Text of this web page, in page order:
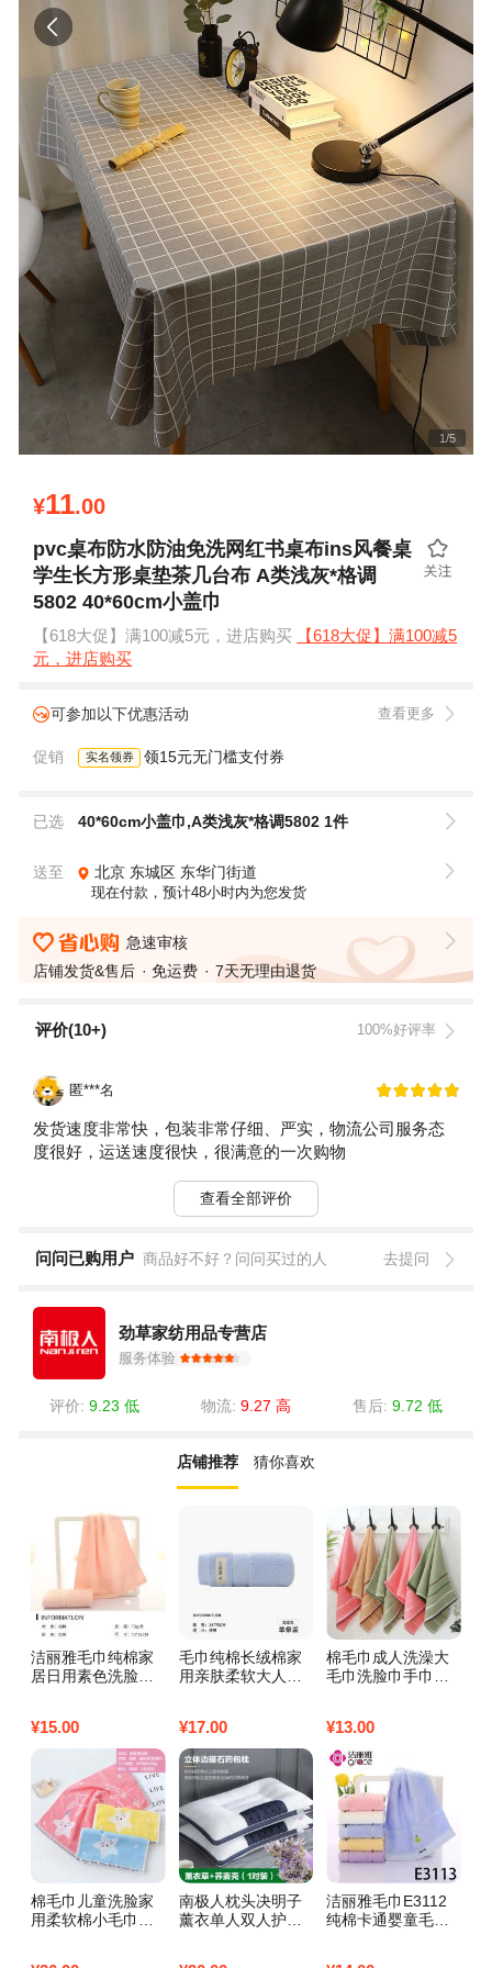
1/5
¥11.00
pvc桌布防水防油免洗网红书桌布ins风餐桌
学生长方形桌垫茶几台布 A类浅灰*格调
5802 40*60cm小盖巾
【618大促】满100减5元，进店购买
【618大促】满100减5
元，进店购买
可参加以下优惠活动 查看更多
促销 实名领券 领15元无门槛支付券
已选 40*60cm小盖巾,A类浅灰*格调5802 1件
送至 北京 东城区 东华门街道
现在付款，预计48小时内为您发货
急速审核
店铺发货&售后
免运费 7天无理由退货
评价(10+) 100%好评率
匿***名
发货速度非常快，包装非常仔细、严实，物流公司服务态
度很好，运送速度很快，很满意的一次购物
查看全部评价
问问已购用户 商品好不好？问问买过的人 去提问
劲草家纺用品专营店
服务体验
评价: 9.23 低 物流: 9.27 高 售后: 9.72 低
店铺推荐 猜你喜欢
洁丽雅毛巾纯棉家
居日用素色洗脸巾
¥15.00
毛巾纯棉长绒棉家
用亲肤柔软大人洗
¥17.00
棉毛巾成人洗澡大
毛巾洗脸巾手巾吸
素雅三段【颜色随
机】
¥13.00
棉毛巾儿童洗脸家
用柔软棉小毛巾吸
南极人枕头决明子
薰衣单人双人护颈
洁丽雅毛巾E3112
纯棉卡通婴童毛巾